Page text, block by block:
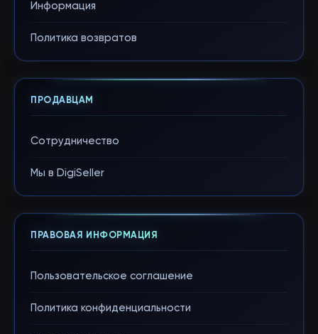
Информация
Политика возвратов
ПРОДАВЦАМ
Сотрудничество
Мы в DigiSeller
ПРАВОВАЯ ИНФОРМАЦИЯ
Пользовательское соглашение
Политика конфиденциальности